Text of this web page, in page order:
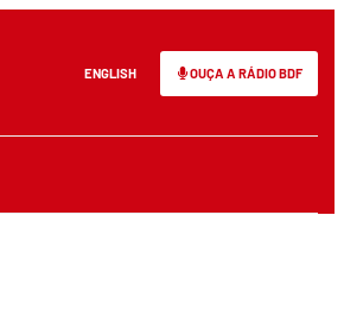
ENGLISH OUÇA A RÁDIO BDF